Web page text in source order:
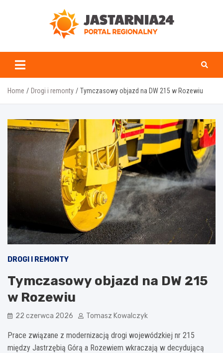
jastarnia24.pl
Home Drogi i remonty Tymczasowy objazd na DW 215 w Rozewiu
DROGI I REMONTY
Tymczasowy objazd na DW 215
w Rozewiu
22 czerwca 2026 Tomasz Kowalczyk
Prace związane z modernizacją drogi wojewódzkiej nr 215
między Jastrzębią Górą a Rozewiem wkraczają w decydującą